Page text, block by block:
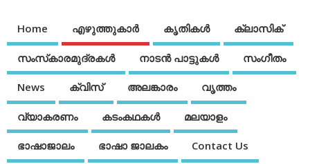
Home എഴുത്തുകാര്‍ കൃതികൾ ക്ലാസിക്
സംസ്‌കാരമുദ്രകള്‍ നാടന്‍ പാട്ടുകള്‍ സംഗീതം
News ക്വിസ് അലങ്കാരം വൃത്തം
വ്യാകരണം കടംകഥകള്‍ മലയാളം
ഭാഷാജാലം ഭാഷാ ജാലകം Contact Us